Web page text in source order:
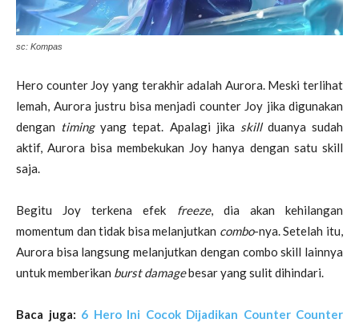
sc: Kompas
Hero counter Joy yang terakhir adalah Aurora. Meski terlihat
lemah, Aurora justru bisa menjadi counter Joy jika digunakan
dengan timingyang tepat. Apalagi jika skillduanya sudah
aktif, Aurora bisa membekukan Joy hanya dengan satu skill
saja.
Begitu Joy terkena efek freeze, dia akan kehilangan
momentum dan tidak bisa melanjutkan combo-nya. Setelah itu,
Aurora bisa langsung melanjutkan dengan combo skill lainnya
untuk memberikan burst damagebesar yang sulit dihindari.
Baca juga: 6 Hero Ini Cocok Dijadikan Counter Counter